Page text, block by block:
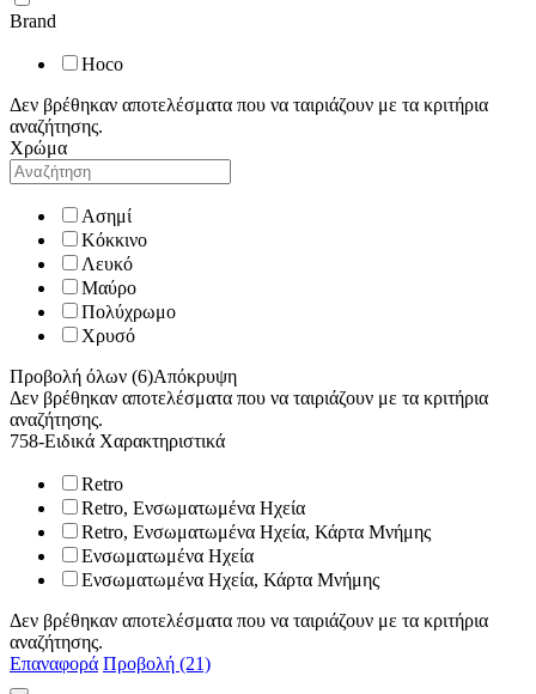
Brand
Hoco
Δεν βρέθηκαν αποτελέσματα που να ταιριάζουν με τα κριτήρια
αναζήτησης.
Χρώμα
Ασημί
Κόκκινο
Λευκό
Μαύρο
Πολύχρωμο
Χρυσό
Προβολή όλων (6)Απόκρυψη
Δεν βρέθηκαν αποτελέσματα που να ταιριάζουν με τα κριτήρια
αναζήτησης.
758-Ειδικά Χαρακτηριστικά
Retro
Retro, Ενσωματωμένα Ηχεία
Retro, Ενσωματωμένα Ηχεία, Κάρτα Μνήμης
Ενσωματωμένα Ηχεία
Ενσωματωμένα Ηχεία, Κάρτα Μνήμης
Δεν βρέθηκαν αποτελέσματα που να ταιριάζουν με τα κριτήρια
αναζήτησης.
Επαναφορά Προβολή (21)